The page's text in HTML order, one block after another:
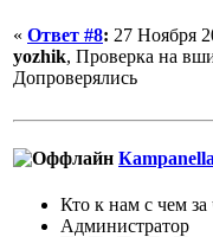
« Ответ #8: 27 Ноября
yozhik, Проверка на
Допроверялись
Кampanella
Кто к нам с чем за
Администратор